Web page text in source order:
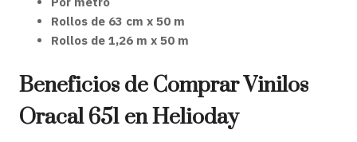
Rollos de 63 cm x 50 m
Rollos de 1,26 m x 50 m
Beneficios de Comprar Vinilos
Oracal 651 en Helioday